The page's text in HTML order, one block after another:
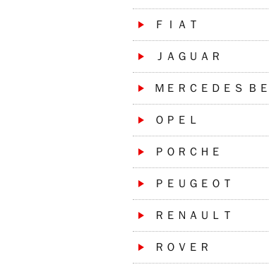
ＦＩＡＴ
ＪＡＧＵＡＲ
ＭＥＲＣＥＤＥＳ Ｂ
ＯＰＥＬ
ＰＯＲＣＨＥ
ＰＥＵＧＥＯＴ
ＲＥＮＡＵＬＴ
ＲＯＶＥＲ